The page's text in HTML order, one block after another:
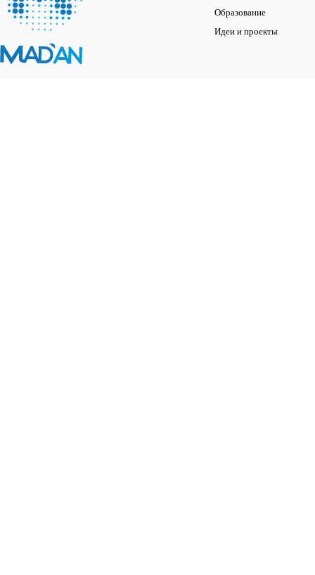
Образование
Идеи и проекты